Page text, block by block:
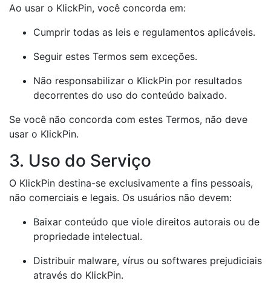
Ao usar o KlickPin, você concorda em:
Cumprir todas as leis e regulamentos aplicáveis.
Seguir estes Termos sem exceções.
Não responsabilizar o KlickPin por resultados
decorrentes do uso do conteúdo baixado.
Se você não concorda com estes Termos, não deve
usar o KlickPin.
3. Uso do Serviço
O KlickPin destina-se exclusivamente a fins pessoais,
não comerciais e legais. Os usuários não devem:
Baixar conteúdo que viole direitos autorais ou de
propriedade intelectual.
Distribuir malware, vírus ou softwares prejudiciais
através do KlickPin.